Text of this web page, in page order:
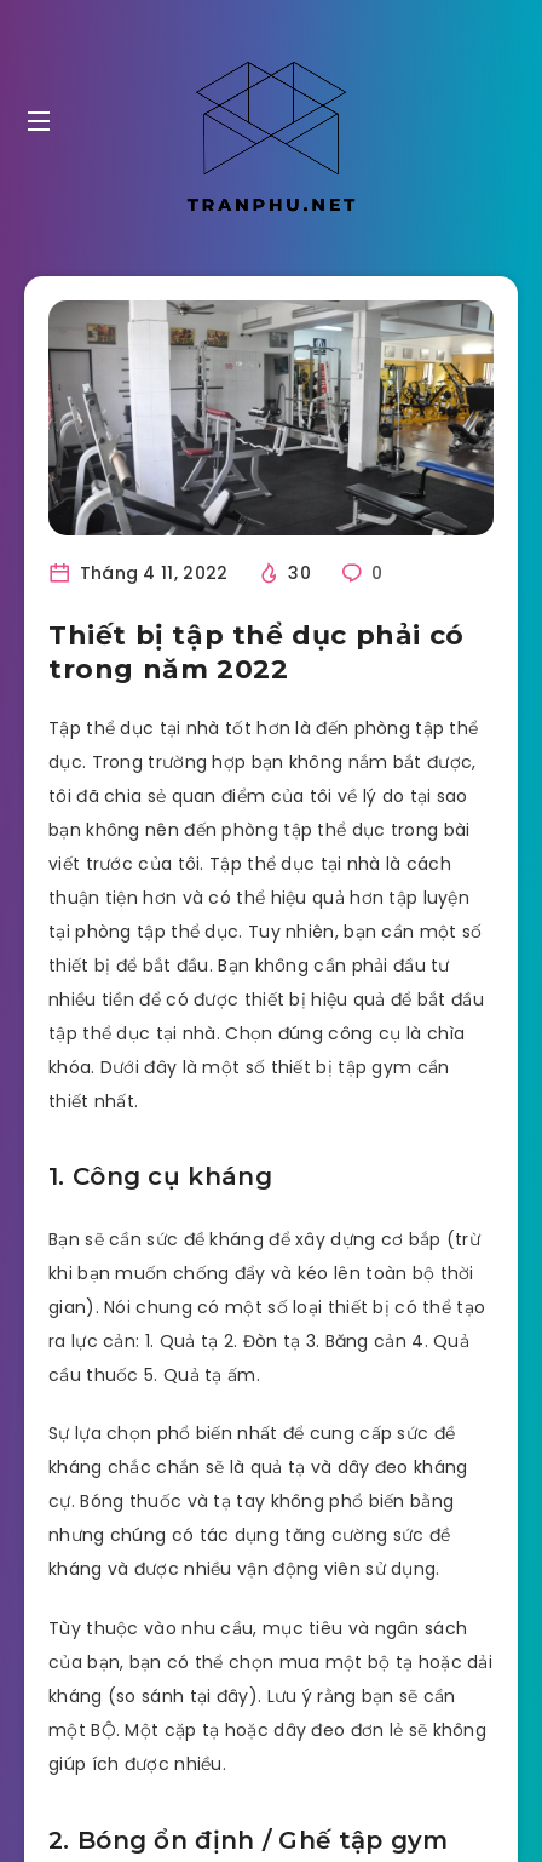
Tháng 4 11, 2022 30 0
Thiết bị tập thể dục phải có
trong năm 2022
Tập thể dục tại nhà tốt hơn là đến phòng tập thể
dục. Trong trường hợp bạn không nắm bắt được,
tôi đã chia sẻ quan điểm của tôi về lý do tại sao
bạn không nên đến phòng tập thể dục trong bài
viết trước của tôi. Tập thể dục tại nhà là cách
thuận tiện hơn và có thể hiệu quả hơn tập luyện
tại phòng tập thể dục. Tuy nhiên, bạn cần một số
thiết bị để bắt đầu. Bạn không cần phải đầu tư
nhiều tiền để có được thiết bị hiệu quả để bắt đầu
tập thể dục tại nhà. Chọn đúng công cụ là chìa
khóa. Dưới đây là một số thiết bị tập gym cần
thiết nhất.
1. Công cụ kháng
Bạn sẽ cần sức đề kháng để xây dựng cơ bắp (trừ
khi bạn muốn chống đẩy và kéo lên toàn bộ thời
gian). Nói chung có một số loại thiết bị có thể tạo
ra lực cản: 1. Quả tạ 2. Đòn tạ 3. Băng cản 4. Quả
cầu thuốc 5. Quả tạ ấm.
Sự lựa chọn phổ biến nhất để cung cấp sức đề
kháng chắc chắn sẽ là quả tạ và dây đeo kháng
cự. Bóng thuốc và tạ tay không phổ biến bằng
nhưng chúng có tác dụng tăng cường sức đề
kháng và được nhiều vận động viên sử dụng.
Tùy thuộc vào nhu cầu, mục tiêu và ngân sách
của bạn, bạn có thể chọn mua một bộ tạ hoặc dải
kháng (so sánh tại đây). Lưu ý rằng bạn sẽ cần
một BỘ. Một cặp tạ hoặc dây đeo đơn lẻ sẽ không
giúp ích được nhiều.
2. Bóng ổn định / Ghế tập gym